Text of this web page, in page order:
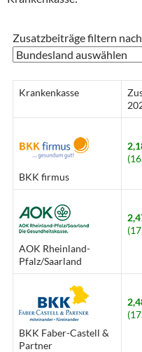
Zusatzbeiträge filtern
Krankenkasse
BKK firmus
AOK Rheinland-
Pfalz/Saarland
BKK Faber-Castell &
Partner